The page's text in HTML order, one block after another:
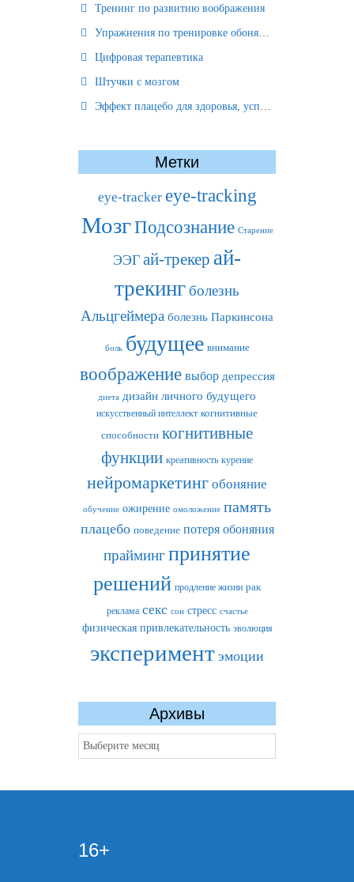
Тренинг по развитию воображения
Упражнения по тренировке обоняния
Цифровая терапевтика
Штучки с мозгом
Эффект плацебо для здоровья, успеха и отношений
Метки
eye-tracker eye-tracking
МозгПодсознание Старение
ЭЭГ ай-трекер ай-
трекинг болезнь
Альцгеймера болезнь Паркинсона
боль будущее внимание
воображение выбор депрессия
диета дизайн личного будущего
искусственный интеллект когнитивные
способности когнитивные
функции креативность курение
нейромаркетинг обоняние
обучение ожирение омоложение память
плацебо поведение потеря обоняния
праймингпринятие
решений продление жизни рак
реклама секс сон стресс счастье
физическая привлекательность эволюция
эксперимент эмоции
Архивы
Архивы
16+